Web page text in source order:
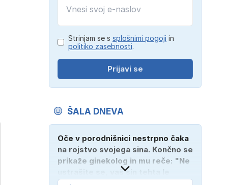
Strinjam se s splošnimi pogoji in
politiko zasebnosti.
Prijavi se
ŠALA DNEVA
Oče v porodnišnici nestrpno čaka
na rojstvo svojega sina. Končno se
prikaže ginekolog in mu reče: "Ne
ustrašite se, vaš sin tehta le